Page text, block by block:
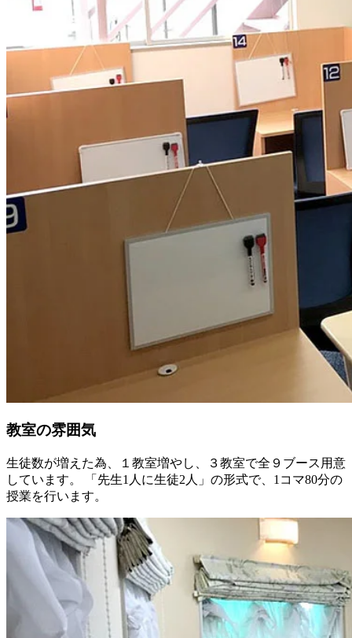
教室の雰囲気
生徒数が増えた為、１教室増やし、３教室で全９ブース用意
しています。 「先生1人に生徒2人」の形式で、1コマ80分の
授業を行います。